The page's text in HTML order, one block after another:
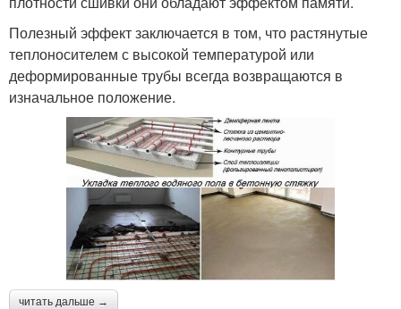
Полезный эффект заключается в том, что растянутые
теплоносителем с высокой температурой или
деформированные трубы всегда возвращаются в
изначальное положение.
читать дальше →